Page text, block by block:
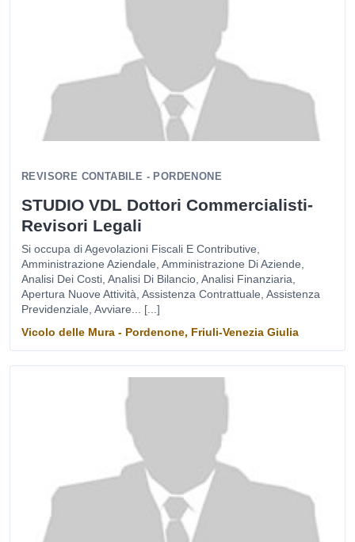
REVISORE CONTABILE - PORDENONE
STUDIO VDL Dottori Commercialisti-
Revisori Legali
Si occupa di Agevolazioni Fiscali E Contributive,
Amministrazione Aziendale, Amministrazione Di Aziende,
Analisi Dei Costi, Analisi Di Bilancio, Analisi Finanziaria,
Apertura Nuove Attività, Assistenza Contrattuale, Assistenza
Previdenziale, Avviare... [...]
Vicolo delle Mura - Pordenone, Friuli-Venezia Giulia